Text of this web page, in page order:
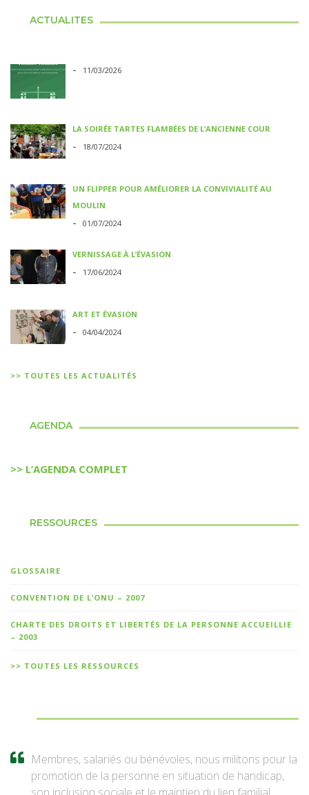
ACTUALITES
- 11/03/2026
LA SOIRÉE TARTES FLAMBÉES DE L’ANCIENNE COUR
- 18/07/2024
UN FLIPPER POUR AMÉLIORER LA CONVIVIALITÉ AU
MOULIN
- 01/07/2024
VERNISSAGE À L’ÉVASION
- 17/06/2024
ART ET ÉVASION
- 04/04/2024
>> TOUTES LES ACTUALITÉS
AGENDA
>> L’AGENDA COMPLET
RESSOURCES
GLOSSAIRE
CONVENTION DE L’ONU – 2007
CHARTE DES DROITS ET LIBERTÉS DE LA PERSONNE ACCUEILLIE
– 2003
>> TOUTES LES RESSOURCES
Membres, salariés ou bénévoles, nous militons pour la
promotion de la personne en situation de handicap,